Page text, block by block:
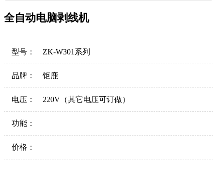
全自动电脑剥线机
型号： ZK-W301系列
品牌： 钜鹿
电压： 220V（其它电压可订做）
功能：
价格：